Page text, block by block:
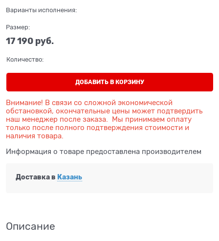
Варианты исполнения:
Размер:
17 190 руб.
Количество:
ДОБАВИТЬ В КОРЗИНУ
Внимание! В связи со сложной экономической
обстановкой, окончательные цены может подтвердить
наш менеджер после заказа. Мы принимаем оплату
только после полного подтверждения стоимости и
наличия товара.
Информация о товаре предоставлена производителем
Доставка в Казань
Описание